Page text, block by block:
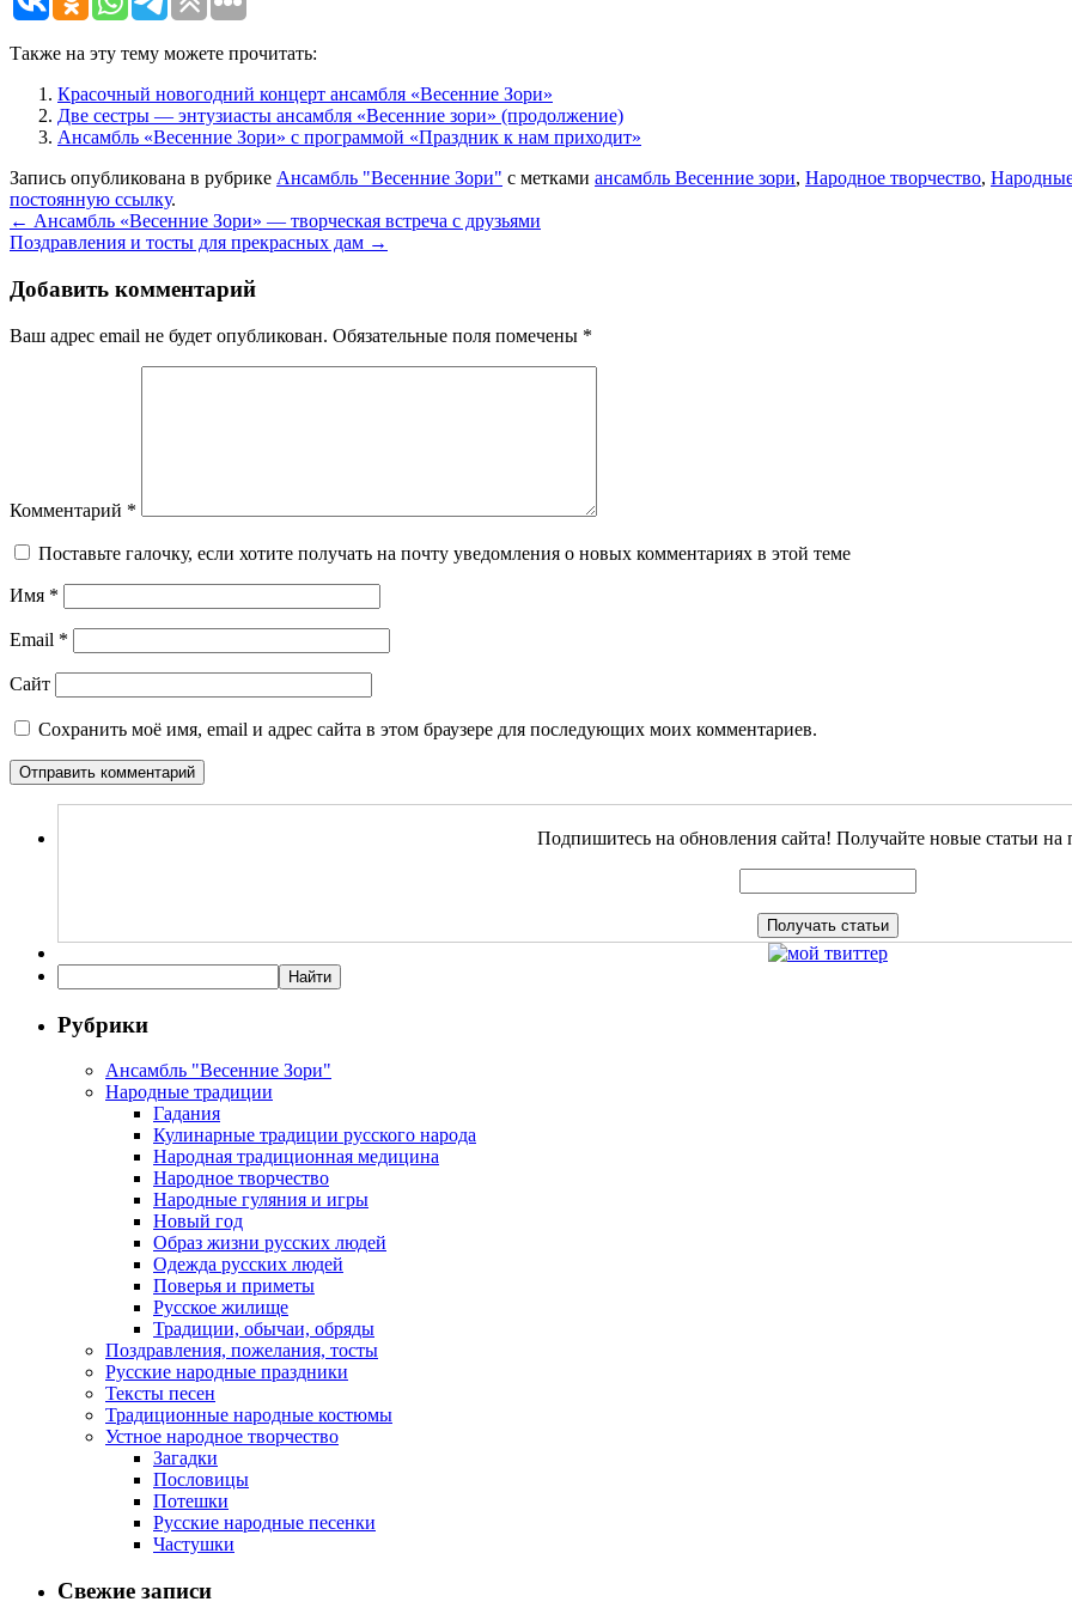
Также на эту тему можете прочитать:
Красочный новогодний концерт ансамбля «Весенние Зори»
Две сестры — энтузиасты ансамбля «Весенние зори» (продолжение)
Ансамбль «Весенние Зори» с программой «Праздник к нам приходит»
Запись опубликована в рубрике Ансамбль "Весенние Зори" с метками ансамбль Весенние зори, Народное творчество,
постоянную ссылку.
← Ансамбль «Весенние Зори» — творческая встреча с друзьями
Поздравления и тосты для прекрасных дам →
Добавить комментарий
Ваш адрес email не будет опубликован. Обязательные поля помечены *
Комментарий *
Поставьте галочку, если хотите получать на почту уведомления о новых комментариях в этой теме
Имя *
Email *
Сайт
Сохранить моё имя, email и адрес сайта в этом браузере для последующих моих комментариев.
Подпишитесь на обновления сайта! Получайте новые статьи на
Рубрики
Ансамбль "Весенние Зори"
Народные традиции
Гадания
Кулинарные традиции русского народа
Народная традиционная медицина
Народное творчество
Народные гуляния и игры
Новый год
Образ жизни русских людей
Одежда русских людей
Поверья и приметы
Русское жилище
Традиции, обычаи, обряды
Поздравления, пожелания, тосты
Русские народные праздники
Тексты песен
Традиционные народные костюмы
Устное народное творчество
Загадки
Пословицы
Потешки
Русские народные песенки
Частушки
Свежие записи